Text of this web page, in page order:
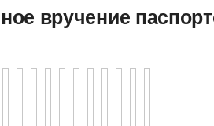
вручение